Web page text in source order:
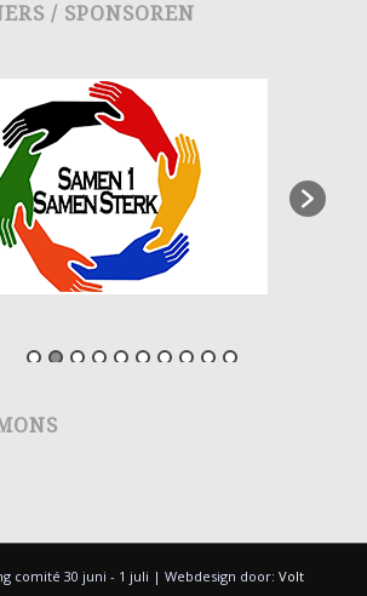
/ SPONSOREN
comité 30 juni - 1 juli | Webdesign door: Volt